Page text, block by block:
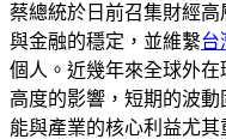
蔡總統於日前召集財經
與金融的穩定，並維繫台
個人。近幾年來全球外
高度的影響，短期的波
能與產業的核心利益尤